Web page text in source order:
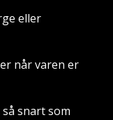
eller
når varen er
snart som